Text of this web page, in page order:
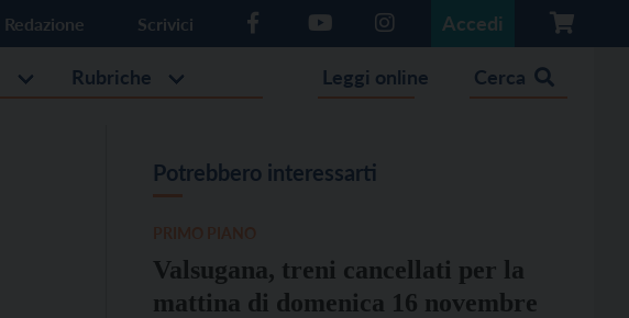
Redazione Scrivici Accedi
Rubriche Leggi online Cerca
Potrebbero interessarti
Valsugana, treni cancellati per la
mattina di domenica 16 novembre